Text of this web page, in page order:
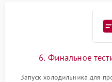
6. Финальное
Запуск холодильника для